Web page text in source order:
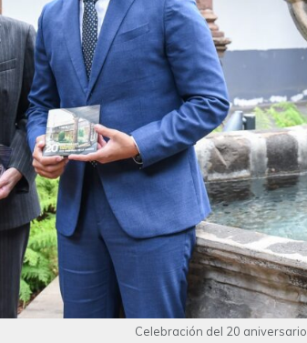
Celebración del 20 aniversario